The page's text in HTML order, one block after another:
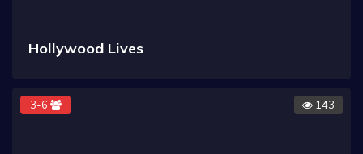
Hollywood Lives
3-6 143